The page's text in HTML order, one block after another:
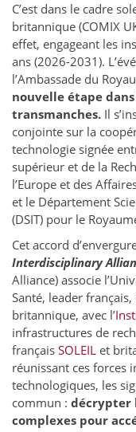
C’est dans le cadre
britannique (COMIX
effet, engageant les
ans (2026-2031).
l’Ambassade du
nouvelle étape
transmanches. Il
conjointe sur la
technologie signée
supérieur et de la
l’Europe et des
et le Département
(DSIT) pour le
Cet accord
Interdisciplinary
Alliance) associe
Santé, leader français,
britannique, avec l’
infrastructures de
français SOLEIL et
réunissant ces forces
technologiques, les
commun : décrypter
complexes pour